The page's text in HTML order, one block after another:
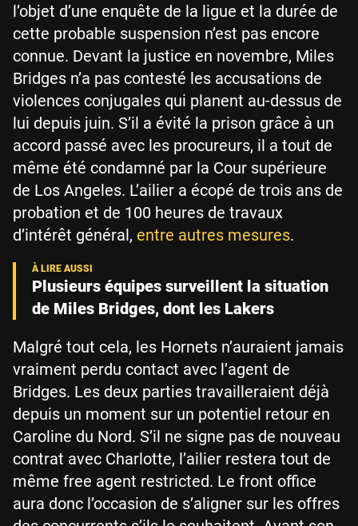
l’objet d’une enquête de la ligue et la durée de
cette probable suspension n’est pas encore
connue. Devant la justice en novembre, Miles
Bridges n’a pas contesté les accusations de
violences conjugales qui planent au-dessus de
lui depuis juin. S’il a évité la prison grâce à un
accord passé avec les procureurs, il a tout de
même été condamné par la Cour supérieure
de Los Angeles. L’ailier a écopé de trois ans de
probation et de 100 heures de travaux
d’intérêt général, entre autres mesures.
Plusieurs équipes surveillent la situation
de Miles Bridges, dont les Lakers
Malgré tout cela, les Hornets n’auraient jamais
vraiment perdu contact avec l’agent de
Bridges. Les deux parties travailleraient déjà
depuis un moment sur un potentiel retour en
Caroline du Nord. S’il ne signe pas de nouveau
contrat avec Charlotte, l’ailier restera tout de
même free agent restricted. Le front office
aura donc l’occasion de s’aligner sur les offres